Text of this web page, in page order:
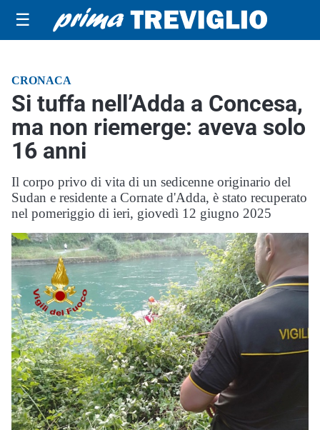
☰
CRONACA
Si tuffa nell’Adda a Concesa,
ma non riemerge: aveva solo
16 anni
Il corpo privo di vita di un sedicenne originario del
Sudan e residente a Cornate d'Adda, è stato recuperato
nel pomeriggio di ieri, giovedì 12 giugno 2025